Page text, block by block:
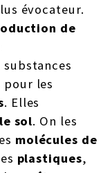
évocateur.
de
substances
pour les
. Elles
sol. On les
molécules de
plastiques,